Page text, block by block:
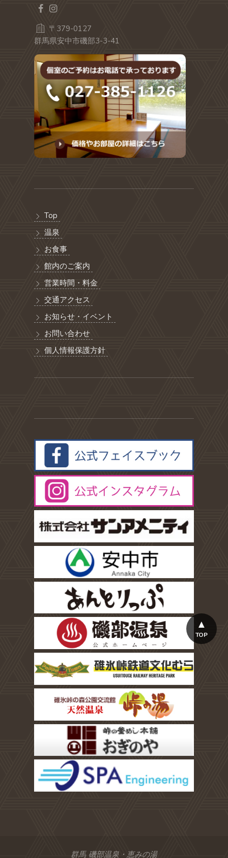
TOP
〒379-0127
群馬県安中市磯部3-3-41
Top
温泉
お食事
館内のご案内
営業時間・料金
交通アクセス
お知らせ・イベント
お問い合わせ
個人情報保護方針
群馬 磯部温泉・恵みの湯